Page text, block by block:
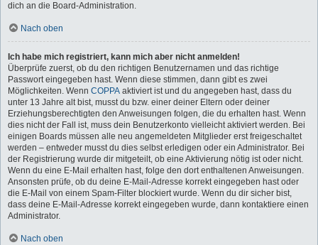
dich an die Board-Administration.
Nach oben
Ich habe mich registriert, kann mich aber nicht anmelden!
Überprüfe zuerst, ob du den richtigen Benutzernamen und das richtige
Passwort eingegeben hast. Wenn diese stimmen, dann gibt es zwei
Möglichkeiten. Wenn COPPA aktiviert ist und du angegeben hast, dass du
unter 13 Jahre alt bist, musst du bzw. einer deiner Eltern oder deiner
Erziehungsberechtigten den Anweisungen folgen, die du erhalten hast. Wenn
dies nicht der Fall ist, muss dein Benutzerkonto vielleicht aktiviert werden. Bei
einigen Boards müssen alle neu angemeldeten Mitglieder erst freigeschaltet
werden – entweder musst du dies selbst erledigen oder ein Administrator. Bei
der Registrierung wurde dir mitgeteilt, ob eine Aktivierung nötig ist oder nicht.
Wenn du eine E-Mail erhalten hast, folge den dort enthaltenen Anweisungen.
Ansonsten prüfe, ob du deine E-Mail-Adresse korrekt eingegeben hast oder
die E-Mail von einem Spam-Filter blockiert wurde. Wenn du dir sicher bist,
dass deine E-Mail-Adresse korrekt eingegeben wurde, dann kontaktiere einen
Administrator.
Nach oben